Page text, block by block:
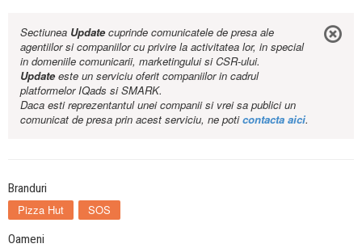
Sectiunea Updatecuprinde comunicatele de presa ale
agentiilor si companiilor cu privire la activitatea lor, in special
in domeniile comunicarii, marketingului si CSR-ului.
Updateeste un serviciu oferit companiilor in cadrul
platformelor IQads si SMARK.
Daca esti reprezentantul unei companii si vrei sa publici un
comunicat de presa prin acest serviciu, ne poticontacta aici.
Branduri
Pizza Hut SOS
Oameni